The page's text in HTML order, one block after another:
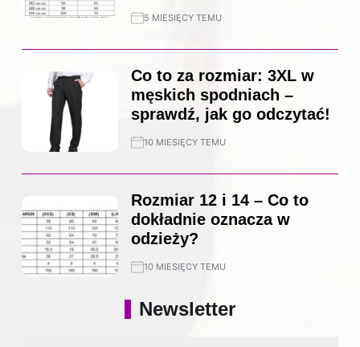
5 MIESIĘCY TEMU
Co to za rozmiar: 3XL w
męskich spodniach –
sprawdź, jak go odczytać!
10 MIESIĘCY TEMU
Rozmiar 12 i 14 – Co to
dokładnie oznacza w
odzieży?
10 MIESIĘCY TEMU
Newsletter